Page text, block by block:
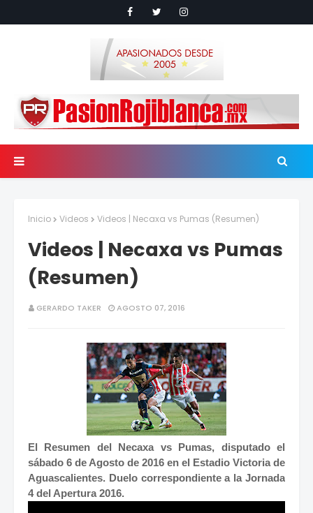
Inicio Videos Videos | Necaxa vs Pumas (Resumen)
Videos | Necaxa vs Pumas
(Resumen)
GERARDO TAKER AGOSTO 07, 2016
El Resumen del Necaxa vs Pumas, disputado el
sábado 6 de Agosto de 2016 en el Estadio Victoria de
Aguascalientes. Duelo correspondiente a la Jornada
4 del Apertura 2016.